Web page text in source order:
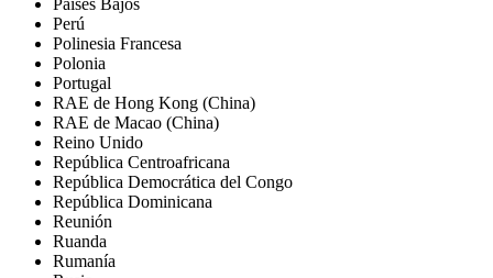
Perú
Polinesia Francesa
Polonia
Portugal
RAE de Hong Kong (China)
RAE de Macao (China)
Reino Unido
República Centroafricana
República Democrática del Congo
República Dominicana
Reunión
Ruanda
Rumanía